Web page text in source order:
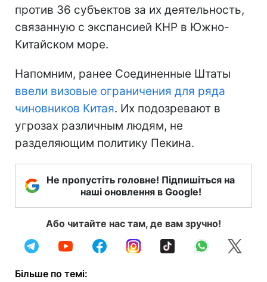
против 36 субъектов за их деятельность,
связанную с экспансией КНР в Южно-
Китайском море.
Напомним, ранее Соединенные Штаты
ввели визовые ограничения для ряда
чиновников Китая. Их подозревают в
угрозах различным людям, не
разделяющим политику Пекина.
Не пропустіть головне! Підпишіться на
наші оновлення в Google!
Або читайте нас там, де вам зручно!
Більше по темі: